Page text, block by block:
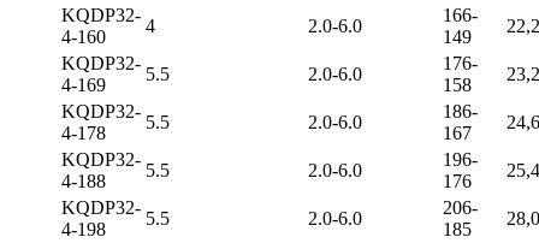
KQDP32-
4-160
4 2.0-6.0
166-
149
KQDP32-
4-169
5.5 2.0-6.0
176-
158
KQDP32-
4-178
5.5 2.0-6.0
186-
167
KQDP32-
4-188
5.5 2.0-6.0
196-
176
KQDP32-
4-198
5.5 2.0-6.0
206-
185